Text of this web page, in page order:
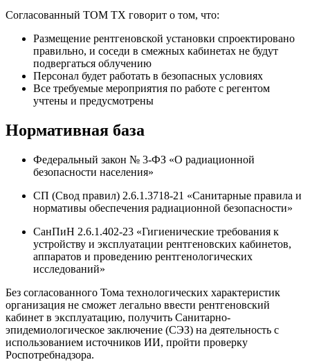
Согласованный ТОМ ТХ говорит о том, что:
Размещение рентгеновской установки спроектировано
правильно, и соседи в смежных кабинетах не будут
подвергаться облучению
Персонал будет работать в безопасных условиях
Все требуемые мероприятия по работе с регентом
учтены и предусмотрены
Нормативная база
Федеральный закон № 3-ФЗ «О радиационной
безопасности населения»
СП (Свод правил) 2.6.1.3718-21 «Санитарные правила и
нормативы обеспечения радиационной безопасности»
СанПиН 2.6.1.402-23 «Гигиенические требования к
устройству и эксплуатации рентгеновских кабинетов,
аппаратов и проведению рентгенологических
исследований»
Без согласованного Тома технологических характеристик
организация не сможет легально ввести рентгеновский
кабинет в эксплуатацию, получить Санитарно-
эпидемиологическое заключение (СЭЗ) на деятельность с
использованием источников ИИ, пройти проверку
Роспотребнадзора.